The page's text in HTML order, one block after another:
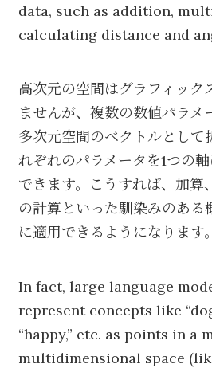
data, such as addition,
calculating distance and
高次元の空間はグラフィック
ませんが、複数の数値パラメ
多次元空間のベクトルとして
れぞれのパラメータを1つの
できます。こうすれば、加算
の計算といった馴染みのある
に適用できるようになります。
In fact, large language
represent concepts like
“happy,” etc. as points in a
multidimensional space